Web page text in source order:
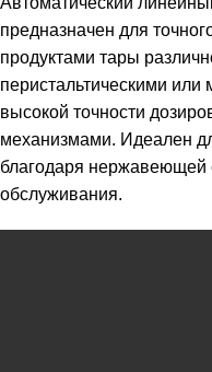
предназначен для
продуктами тары
перистальтическими
высокой точности
механизмами. Идеален
благодаря
обслуживания.